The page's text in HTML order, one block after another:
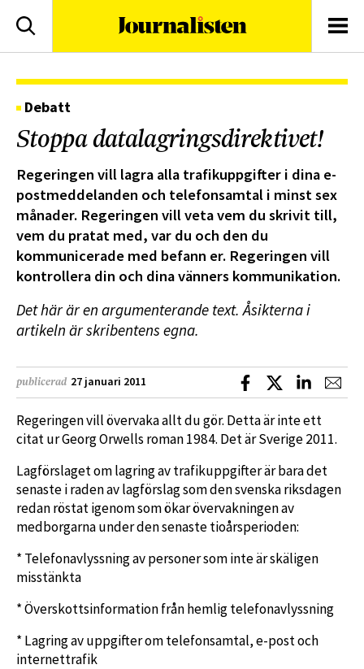
Sök
Debatt
Stoppa datalagringsdirektivet!
Regeringen vill lagra alla trafikuppgifter i dina e-
postmeddelanden och telefonsamtal i minst sex
månader. Regeringen vill veta vem du skrivit till,
vem du pratat med, var du och den du
kommunicerade med befann er. Regeringen vill
kontrollera din och dina vänners kommunikation.
Det här är en argumenterande text. Åsikterna i
artikeln är skribentens egna.
publicerad 27 januari 2011 Dela på Facebook
Dela på XDela på
Regeringen vill övervaka allt du gör. Detta är inte ett
citat ur Georg Orwells roman 1984. Det är Sverige 2011.
Lagförslaget om lagring av trafikuppgifter är bara det
senaste i raden av lagförslag som den svenska riksdagen
redan röstat igenom som ökar övervakningen av
medborgarna under den senaste tioårsperioden:
* Telefonavlyssning av personer som inte är skäligen
misstänkta
* Överskottsinformation från hemlig telefonavlyssning
* Lagring av uppgifter om telefonsamtal, e-post och
internettrafik